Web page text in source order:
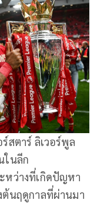
สตาร์ ลิเวอร์พูล
ในลีก
หว่างที่เกิดปัญหา
ต้นฤดูกาลที่ผ่านมา